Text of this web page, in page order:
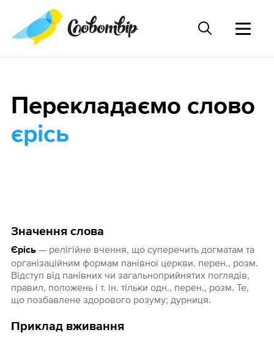
Значення слова
Єрісь— релігійне вчення, що суперечить догматам та
організаційним формам панівної церкви. перен., розм.
Відступ від панівних чи загальноприйнятих поглядів,
правил, положень і т. ін. тільки одн., перен., розм. Те,
що позбавлене здорового розуму; дурниця.
Приклад вживання
Перекладаємо слово
єрісь